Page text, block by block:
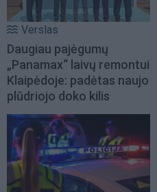
Verslas
Daugiau pajėgumų
„Panamax“ laivų remontui
Klaipėdoje: padėtas naujo
plūdriojo doko kilis